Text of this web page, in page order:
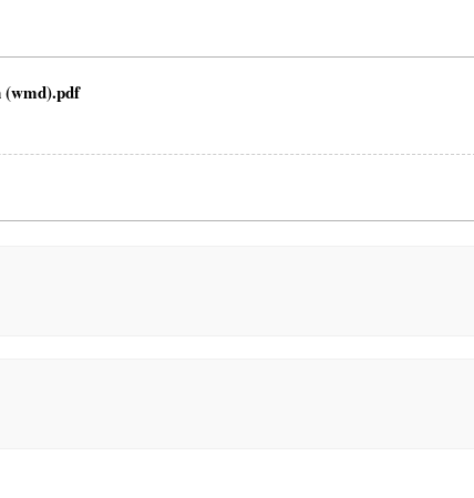
(wmd).pdf